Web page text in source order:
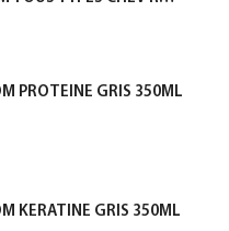
PROTEINE GRIS 350ML
KERATINE GRIS 350ML